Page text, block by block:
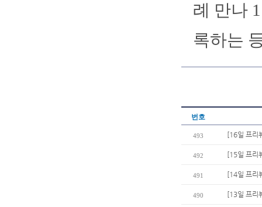
례 만나
록하는
번호
493 [16일 프리
492 [15일 프리
491 [14일 프리
490 [13일 프리